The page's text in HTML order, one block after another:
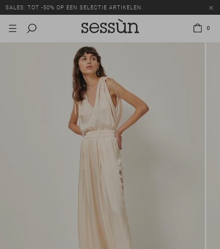
SALES: TOT -50% OP EEN SELECTIE ARTIKELEN.
0